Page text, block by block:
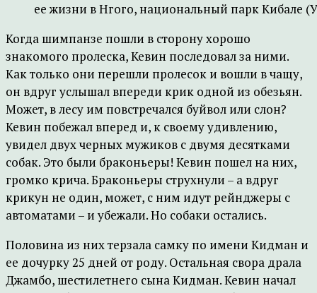
ее жизни в Нгого, национальный парк Кибале
Когда шимпанзе пошли в сторону хорошо
знакомого пролеска, Кевин последовал за ними.
Как только они перешли пролесок и вошли в чащу,
он вдруг услышал впереди крик одной из обезьян.
Может, в лесу им повстречался буйвол или слон?
Кевин побежал вперед и, к своему удивлению,
увидел двух черных мужиков с двумя десятками
собак. Это были браконьеры! Кевин пошел на них,
громко крича. Браконьеры струхнули – а вдруг
крикун не один, может, с ним идут рейнджеры с
автоматами – и убежали. Но собаки остались.
Половина из них терзала самку по имени Кидман и
ее дочурку 25 дней от роду. Остальная свора драла
Джамбо, шестилетнего сына Кидман. Кевин начал